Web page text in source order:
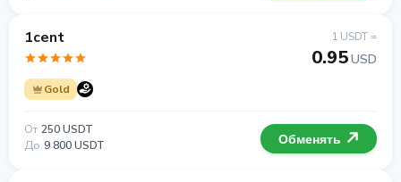
1cent
Gold
1 USDT =
0.95USD
От 250 USDT
До 9 800 USDT Обменять